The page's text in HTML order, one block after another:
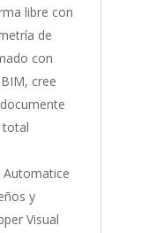
libre con
de
con
cree
total
Automatice
y
Visual